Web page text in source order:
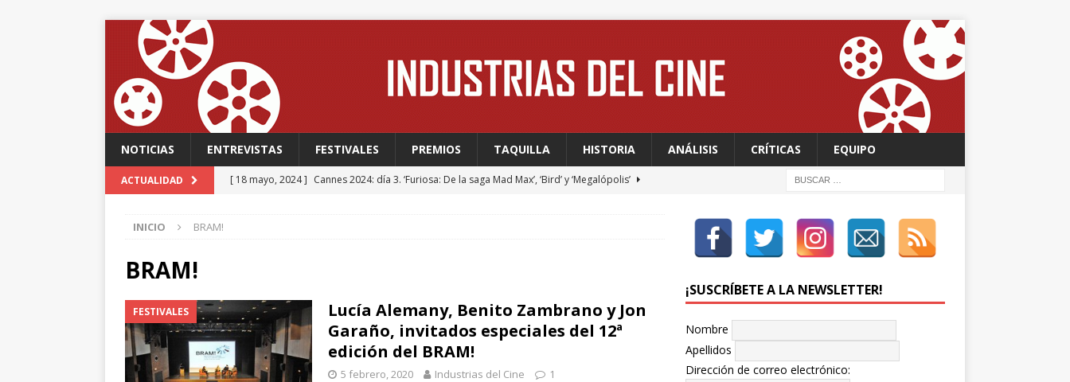
NOTICIAS ENTREVISTAS FESTIVALES PREMIOS TAQUILLA HISTORIA ANÁLISIS CRÍTICAS EQUIPO
ACTUALIDAD [ 18 mayo, 2024 ] Cannes 2024: día 3. ‘Furiosa: De la saga Mad Max’, ‘Bird’ y ‘Megalópolis’
FESTIVALES
[ 12 febrero, 2024 ]
FABIAN WAGNER: “Con las series, estamos hablando de una forma de
arte”
ENTREVISTAS
INICIO BRAM!
BRAM!
FESTIVALES
Lucía Alemany, Benito Zambrano y Jon
Garaño, invitados especiales del 12ª
edición del BRAM!
5 febrero, 2020 Industrias del Cine 1
¡SUSCRÍBETE A LA NEWSLETTER!
Nombre
Apellidos
Dirección de correo electrónico: